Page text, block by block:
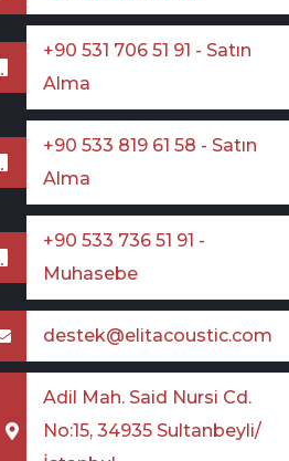
+90 531 706 51 91 - Satın
Alma
+90 533 819 61 58 - Satın
Alma
+90 533 736 51 91 -
Muhasebe
destek@elitacoustic.com
Adil Mah. Said Nursi Cd.
No:15, 34935 Sultanbeyli/